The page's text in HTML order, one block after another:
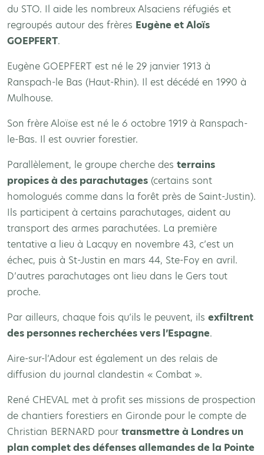
du STO. Il aide les nombreux Alsaciens réfugiés et
regroupés autour des frères Eugène et Aloïs
GOEPFERT.
Eugène GOEPFERT est né le 29 janvier 1913 à
Ranspach-le Bas (Haut-Rhin). Il est décédé en 1990 à
Mulhouse.
Son frère Aloïse est né le 6 octobre 1919 à Ranspach-
le-Bas. Il est ouvrier forestier.
Parallèlement, le groupe cherche des terrains
propices à des parachutages (certains sont
homologués comme dans la forêt près de Saint-Justin).
Ils participent à certains parachutages, aident au
transport des armes parachutées. La première
tentative a lieu à Lacquy en novembre 43, c’est un
échec, puis à St-Justin en mars 44, Ste-Foy en avril.
D’autres parachutages ont lieu dans le Gers tout
proche.
Par ailleurs, chaque fois qu’ils le peuvent, ils exfiltrent
des personnes recherchées vers l’Espagne.
Aire-sur-l’Adour est également un des relais de
diffusion du journal clandestin « Combat ».
René CHEVAL met à profit ses missions de prospection
de chantiers forestiers en Gironde pour le compte de
Christian BERNARD pour transmettre à Londres un
plan complet des défenses allemandes de la Pointe